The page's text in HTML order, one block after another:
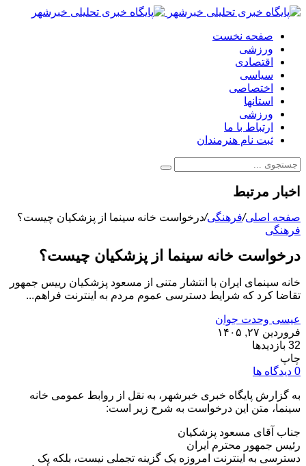
صفحه نخست
ورزشی
اقتصادی
سیاسی
اختصاصی
استانها
ورزشی
ارتباط با ما
ثبت نام هنرمندان
اخبار مرتبط
صفحه اصلی/فرهنگی/درخواست خانه سینما از پزشکیان چیست؟
فرهنگی
درخواست خانه سینما از پزشکیان چیست؟
خانه سینمای ایران با انتشار متنی از مسعود پزشکیان رییس جمهور
تقاضا کرد که شرایط دسترسی عموم مردم به اینترنت فراهم...
عیسی وحدت جوان
فروردین ۲۷, ۱۴۰۵
32 بازدیدها
چاپ
0 دیدگاه ها
به گزارش پایگاه خبری خبرشهر، به نقل از روابط عمومی خانه
سینما، متن این درخواست به شرح زیر است:
جناب آقای مسعود پزشکیان
رئیس جمهور محترم ایران
دسترسی به اینترنت امروزه یک گزینه تجملی نیست، بلکه یک